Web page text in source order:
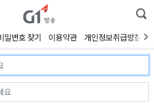
통
합
색
밀번호 찾기 이용약관 개인정보취급방침